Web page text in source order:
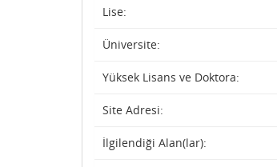
Lise:
Üniversite:
Yüksek Lisans ve Doktora:
Site Adresi:
İlgilendiği Alan(lar):